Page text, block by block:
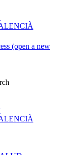
(open a new